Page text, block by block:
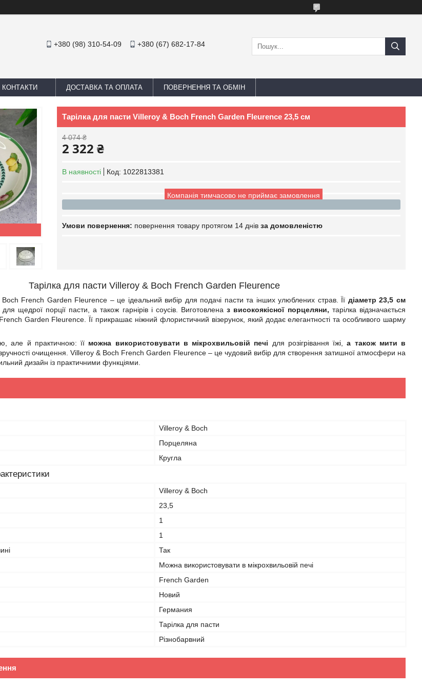
+380 (98) 310-54-09 +380 (67) 682-17-84
КОНТАКТИ ДОСТАВКА ТА ОПЛАТА ПОВЕРНЕННЯ ТА ОБМІН
Тарілка для пасти Villeroy & Boch French Garden Fleurence 23,5 см
4 074 ₴
2 322 ₴
В наявності Код: 1022813381
Компанія тимчасово не приймає замовлення
повернення товару протягом 14 днів за домовленістю
Тарілка для пасти Villeroy & Boch French Garden Fleurence
French Garden Fleurence – це ідеальний вибір для подачі пасти та інших улюблених страв. Її діаметр 23,5 см
щедрої порції пасти, а також гарнірів і соусів. Виготовленаз високоякісної порцеляни, тарілка відзначається
Garden Fleurence. Її прикрашає ніжний флористичний візерунок, який додає елегантності та особливого шарму
але й практичною: її можна використовувати в мікрохвильовій печі для розігрівання їжі,а також мити в
очищення. Villeroy & Boch French Garden Fleurence – це чудовий вибір для створення затишної атмосфери на
дизайн із практичними функціями.
Villeroy & Boch
Порцеляна
Кругла
Villeroy & Boch
23,5
1
1
Так
Можна використовувати в мікрохвильовій печі
French Garden
Новий
Германия
Тарілка для пасти
Різнобарвний